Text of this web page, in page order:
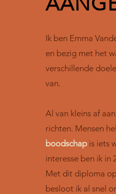
Ik ben Emma
en bezig met het
verschillende
van.
Al van kleins af
richten. Mensen
boodschap is iets
interesse ben ik in
Met dit diploma
besloot ik al snel